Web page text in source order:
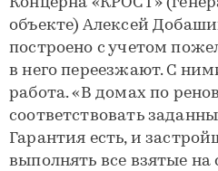
объекте) Алексей
построено с учетом
в него переезжают. С
работа. «В домах по
соответствовать
Гарантия есть, и
выполнять все взятые на